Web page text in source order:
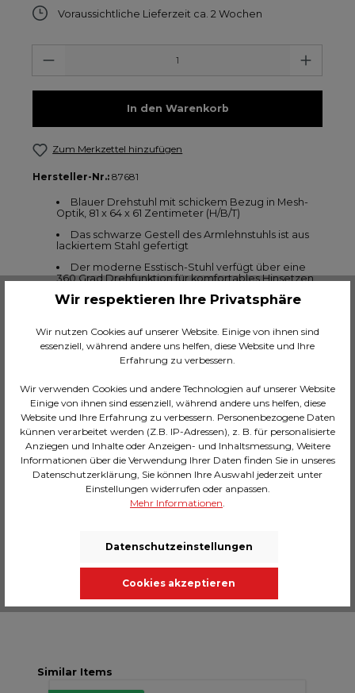
Voraussichtliche Lieferzeit ca. 2 Wochen
In den Warenkorb
Zum Merkzettel hinzufügen
Hersteller-Nr.: 87681
Blauer Drehstuhl mit schickem Bezug in Mesh-
Optik, 81 x 64 x 61 Zentimeter (H/B/T)
Das schwarze Gestell des Armlehnstuhls ist aus
lackiertem Stahl gefertigt
Der moderne Esstisch-Stuhl verfügt über eine
360 Grad Drehfunktion für komfortables Hinsetzen
Sitzkomfort
Bis 120 kg belastbar
Beschreibung
Unsere Interior Designer empfehlen diesen
innovativen Drehstuhl mit Armlehnen, der durch
sein Petrol-Blau und den ultramoder…Mehr
Massangaben
Bewertungen
Similar Items
Wir respektieren Ihre Privatsphäre
Wir nutzen Cookies auf unserer Website. Einige von ihnen sind
essenziell, während andere uns helfen, diese Website und Ihre
Erfahrung zu verbessern.
Wir verwenden Cookies und andere Technologien auf unserer Website
Einige von ihnen sind essenziell, während andere uns helfen, diese
Website und Ihre Erfahrung zu verbessern. Personenbezogene Daten
künnen verarbeitet werden (Z.B. IP-Adressen), z. B. für personalisierte
Anziegen und Inhalte oder Anzeigen- und Inhaltsmessung, Weitere
Informationen über die Verwendung Ihrer Daten finden Sie in unseres
Datenschutzerklärung, Sie können Ihre Auswahl jederzeit unter
Einstellungen widerrufen oder anpassen.
Mehr Informationen.
Datenschutzeinstellungen
Cookies akzeptieren